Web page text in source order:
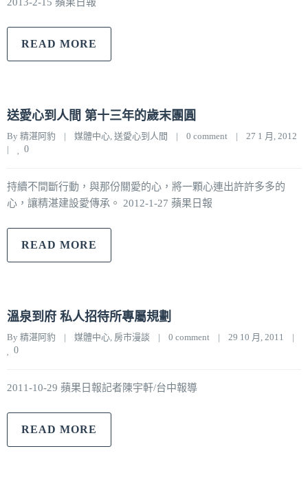
READ MORE
送愛心到人間 第十三年的歲末團圓
By 精湛阿豹 | 媒體中心, 送愛心到人間 | 0 comment |
|
0
持續不間斷行動，與那份關愛的心，將一顆心連出許許多多的
心，讓精湛建設愛傳承。 2012-1-27 蘋果日報
READ MORE
溫泉到府 私人招待所專屬規劃
By 精湛阿豹 | 媒體中心, 房市漫談 | 0 comment | 29 10 月, 2011 |
0
2011-10-29 蘋果日報記者陳宇軒/台中報導
READ MORE